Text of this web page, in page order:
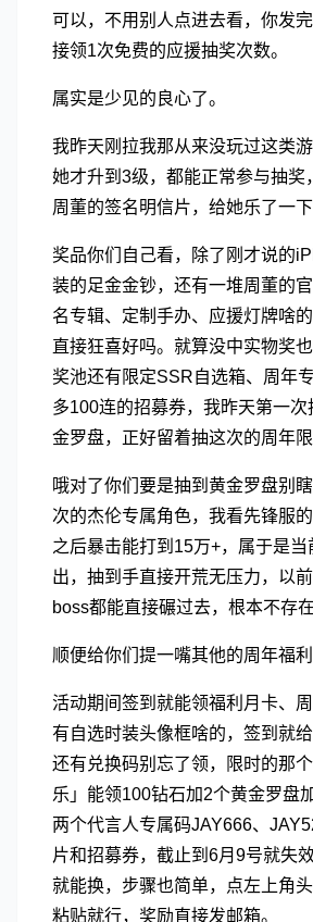
可以，不用别人点进去看，你发
接领1次免费的应援抽奖次数。
属实是少见的良心了。
我昨天刚拉我那从来没玩过这类游
她才升到3级，都能正常参与抽奖
周董的签名明信片，给她乐了一下
奖品你们自己看，除了刚才说的
装的足金金钞，还有一堆周董的
名专辑、定制手办、应援灯牌啥
直接狂喜好吗。就算没中实物奖
奖池还有限定SSR自选箱、周年
多100连的招募券，我昨天第一
金罗盘，正好留着抽这次的周年限
哦对了你们要是抽到黄金罗盘别
次的杰伦专属角色，我看先锋服
之后暴击能打到15万+，属于是
出，抽到手直接开荒无压力，以
boss都能直接碾过去，根本不存
顺便给你们提一嘴其他的周年福利
活动期间签到就能领福利月卡、
有自选时装头像框啥的，签到就给
还有兑换码别忘了领，限时的那
乐」能领100钻石加2个黄金罗盘
两个代言人专属码JAY666、
片和招募券，截止到6月9号就失
就能换，步骤也简单，点左上角
粘贴就行，奖励直接发邮箱。